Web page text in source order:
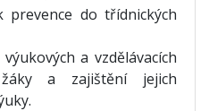
prevence do třídnických
a vzdělávacích
a zajištění jejich